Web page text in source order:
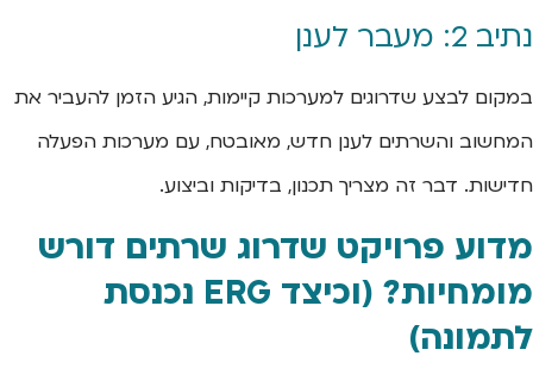
נתיב 2: מעבר לענן
במקום לבצע שדרוגים למערכות קיימות, הגיע הזמן להעביר את
המחשוב והשרתים לענן חדש, מאובטח, עם מערכות הפעלה
חדישות. דבר זה מצריך תכנון, בדיקות וביצוע.
מדוע פרויקט שדרוג שרתים דורש
מומחיות? (וכיצד ERG נכנסת
לתמונה)